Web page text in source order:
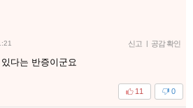
신고 | 공감 확인
다는 반증이군요
0
11